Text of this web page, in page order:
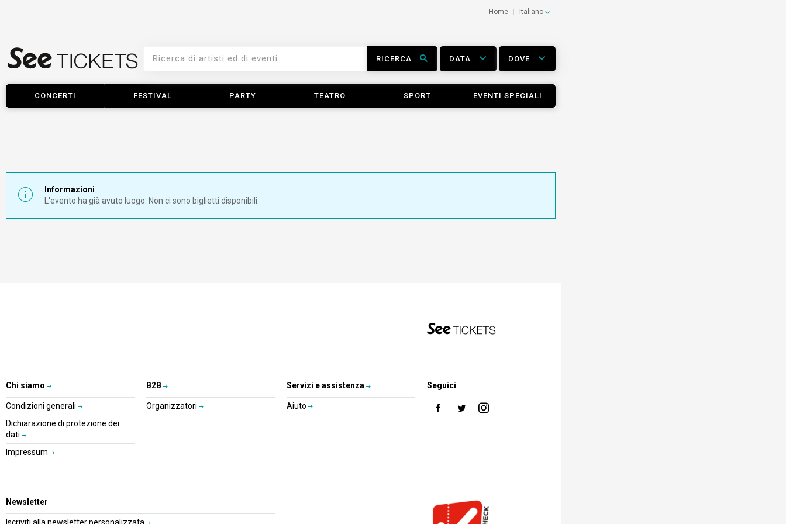
Home Italiano
RICERCA DATA DOVE
CONCERTI FESTIVAL PARTY TEATRO SPORT EVENTI SPECIALI
Informazioni
L'evento ha già avuto luogo. Non ci sono biglietti disponibili.
Chi siamo
Condizioni generali
Dichiarazione di protezione dei
dati
Impressum
B2B
Organizzatori
Servizi e assistenza
Aiuto
Seguici
Newsletter